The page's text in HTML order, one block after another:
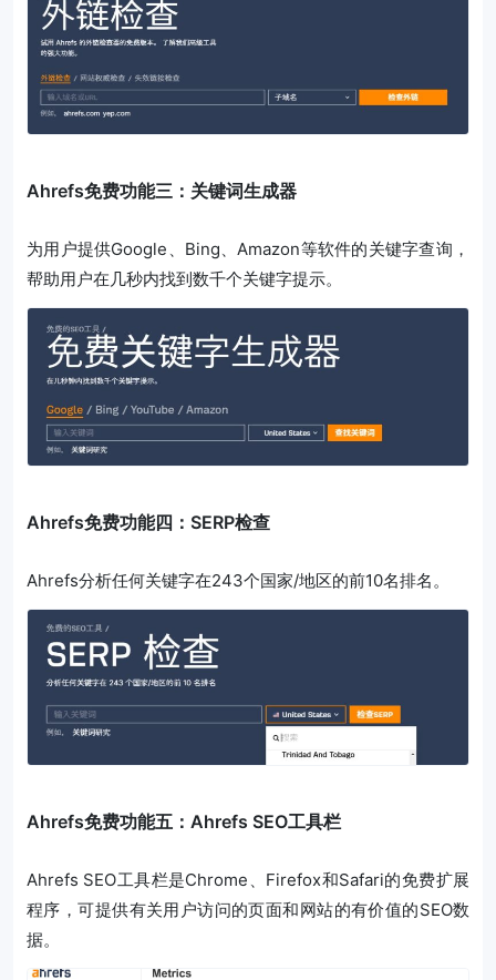
Ahrefs免费功能三：关键词生成器
为用户提供Google、Bing、Amazon等软件的关键字查询，
帮助用户在几秒内找到数千个关键字提示。
Ahrefs免费功能四：SERP检查
Ahrefs分析任何关键字在243个国家/地区的前10名排名。
Ahrefs免费功能五：Ahrefs SEO工具栏
Ahrefs SEO工具栏是Chrome、Firefox和Safari的免费扩展
程序，可提供有关用户访问的页面和网站的有价值的SEO数
据。